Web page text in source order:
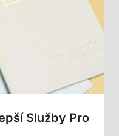
Služby Pro